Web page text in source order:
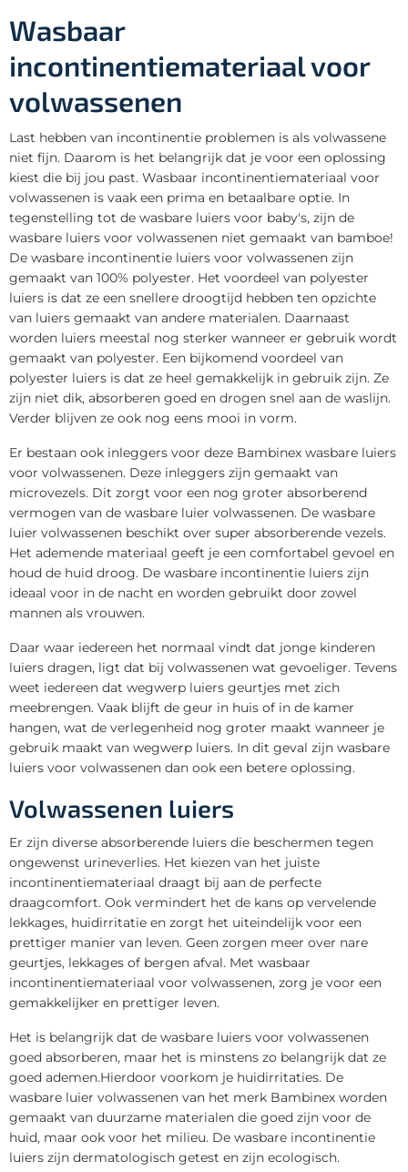
Wasbaar
incontinentiemateriaal voor
volwassenen
Last hebben van incontinentie problemen is als volwassene
niet fijn. Daarom is het belangrijk dat je voor een oplossing
kiest die bij jou past. Wasbaar incontinentiemateriaal voor
volwassenen is vaak een prima en betaalbare optie. In
tegenstelling tot de wasbare luiers voor baby's, zijn de
wasbare luiers voor volwassenen niet gemaakt van bamboe!
De wasbare incontinentie luiers voor volwassenen zijn
gemaakt van 100% polyester. Het voordeel van polyester
luiers is dat ze een snellere droogtijd hebben ten opzichte
van luiers gemaakt van andere materialen. Daarnaast
worden luiers meestal nog sterker wanneer er gebruik wordt
gemaakt van polyester. Een bijkomend voordeel van
polyester luiers is dat ze heel gemakkelijk in gebruik zijn. Ze
zijn niet dik, absorberen goed en drogen snel aan de waslijn.
Verder blijven ze ook nog eens mooi in vorm.
Er bestaan ook inleggers voor deze Bambinex wasbare luiers
voor volwassenen. Deze inleggers zijn gemaakt van
microvezels. Dit zorgt voor een nog groter absorberend
vermogen van de wasbare luier volwassenen. De wasbare
luier volwassenen beschikt over super absorberende vezels.
Het ademende materiaal geeft je een comfortabel gevoel en
houd de huid droog. De wasbare incontinentie luiers zijn
ideaal voor in de nacht en worden gebruikt door zowel
mannen als vrouwen.
Daar waar iedereen het normaal vindt dat jonge kinderen
luiers dragen, ligt dat bij volwassenen wat gevoeliger. Tevens
weet iedereen dat wegwerp luiers geurtjes met zich
meebrengen. Vaak blijft de geur in huis of in de kamer
hangen, wat de verlegenheid nog groter maakt wanneer je
gebruik maakt van wegwerp luiers. In dit geval zijn wasbare
luiers voor volwassenen dan ook een betere oplossing.
Volwassenen luiers
Er zijn diverse absorberende luiers die beschermen tegen
ongewenst urineverlies. Het kiezen van het juiste
incontinentiemateriaal draagt bij aan de perfecte
draagcomfort. Ook vermindert het de kans op vervelende
lekkages, huidirritatie en zorgt het uiteindelijk voor een
prettiger manier van leven. Geen zorgen meer over nare
geurtjes, lekkages of bergen afval. Met wasbaar
incontinentiemateriaal voor volwassenen, zorg je voor een
gemakkelijker en prettiger leven.
Het is belangrijk dat de wasbare luiers voor volwassenen
goed absorberen, maar het is minstens zo belangrijk dat ze
goed ademen.Hierdoor voorkom je huidirritaties. De
wasbare luier volwassenen van het merk Bambinex worden
gemaakt van duurzame materialen die goed zijn voor de
huid, maar ook voor het milieu. De wasbare incontinentie
luiers zijn dermatologisch getest en zijn ecologisch.